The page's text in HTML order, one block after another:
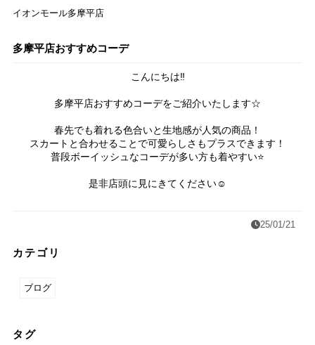
イオンモール多摩平店
多摩平店おすすめコーデ
こんにちは‼︎
多摩平店おすすめコーデをご紹介いたします☆
春先でも着れる色合いと生地感が人気の商品！
スカートと合わせることで可愛らしさもプラスできます！
普段ボーイッシュなコーデが多い方も着やすい⭐️
是非店頭に見にきてください☺︎
25/01/21
カテゴリ
ブログ
タグ